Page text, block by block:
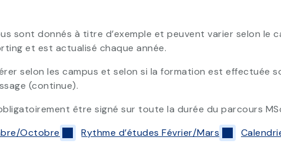
sont donnés à titre d’exemple et peuvent varier selon le
et est actualisé chaque année.
selon les campus et selon si la formation est effectuée
(continue).
être signé sur toute la durée du parcours MSc
Octobre
Rythme d’études Février/Mars